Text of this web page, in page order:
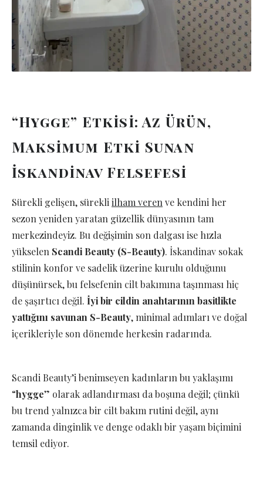
“Hygge” Etkisi: Az Ürün,
Maksimum Etki Sunan
İskandinav Felsefesi
Sürekli gelişen, sürekliilham verenve kendini her
sezon yeniden yaratan güzellik dünyasının tam
merkezindeyiz. Bu değişimin son dalgası ise hızla
yükselen Scandi Beauty (S-Beauty). İskandinav sokak
stilinin konfor ve sadelik üzerine kurulu olduğunu
düşünürsek, bu felsefenin cilt bakımına taşınması hiç
de şaşırtıcı değil. İyi bir cildin anahtarının basitlikte
yattığını savunan S-Beauty, minimal adımları ve doğal
içerikleriyle son dönemde herkesin radarında.
Scandi Beauty’i benimseyen kadınların bu yaklaşımı
“hygge” olarak adlandırması da boşuna değil; çünkü
bu trend yalnızca bir cilt bakım rutini değil, aynı
zamanda dinginlik ve denge odaklı bir yaşam biçimini
temsil ediyor.